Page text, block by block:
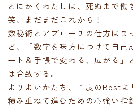
とにかくわたしは、死ぬまで働
笑、まだまだこれから！
数秘術とアプローチの仕方はま
ど、「数字を味方につけて自己
ート＆手帳で変わる、広がる」
は合致する。
よりよいかたち、１度のBest
積み重ねて進むための心強い指